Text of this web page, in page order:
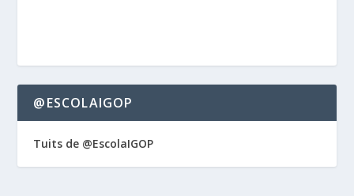
@ESCOLAIGOP
Tuits de @EscolaIGOP